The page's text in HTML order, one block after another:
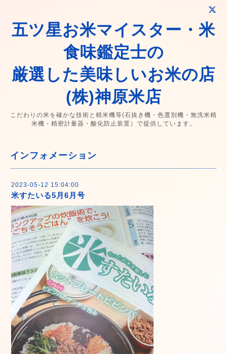
五ツ星お米マイスター・米
食味鑑定士の
厳選した美味しいお米の店
(株)神原米店
こだわりの米を確かな技術と精米機等(石抜き機・色選別機・無洗米精
米機・精密計量器・酸化防止装置）で提供しています。
インフォメーション
2023-05-12 15:04:00
米すたいる5月6月号